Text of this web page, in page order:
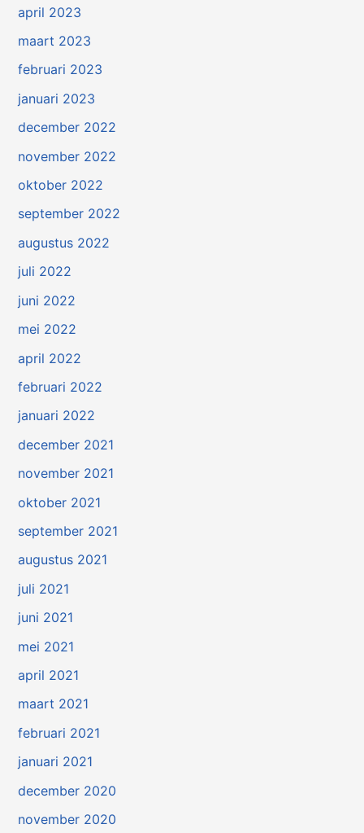
april 2023
maart 2023
februari 2023
januari 2023
december 2022
november 2022
oktober 2022
september 2022
augustus 2022
juli 2022
juni 2022
mei 2022
april 2022
februari 2022
januari 2022
december 2021
november 2021
oktober 2021
september 2021
augustus 2021
juli 2021
juni 2021
mei 2021
april 2021
maart 2021
februari 2021
januari 2021
december 2020
november 2020